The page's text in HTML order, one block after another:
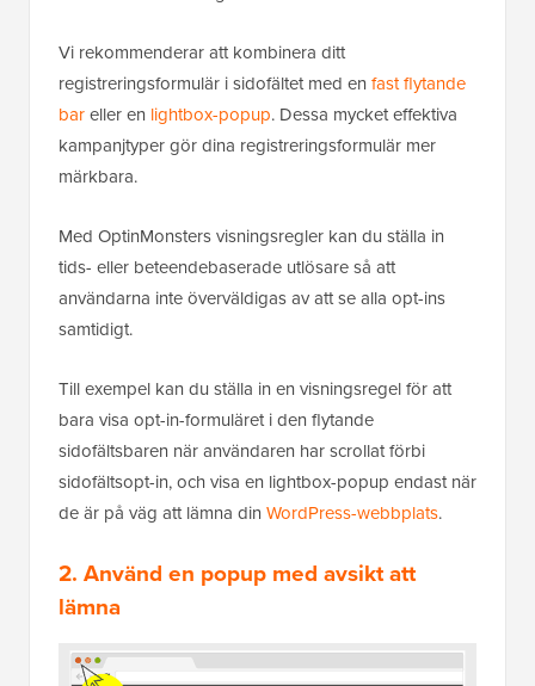
Vi rekommenderar att kombinera ditt
registreringsformulär i sidofältet med en fast flytande
bareller en lightbox-popup. Dessa mycket effektiva
kampanjtyper gör dina registreringsformulär mer
märkbara.
Med OptinMonsters visningsregler kan du ställa in
tids- eller beteendebaserade utlösare så att
användarna inte överväldigas av att se alla opt-ins
samtidigt.
Till exempel kan du ställa in en visningsregel för att
bara visa opt-in-formuläret i den flytande
sidofältsbaren när användaren har scrollat förbi
sidofältsopt-in, och visa en lightbox-popup endast när
de är på väg att lämna din WordPress-webbplats.
2. Använd en popup med avsikt att
lämna